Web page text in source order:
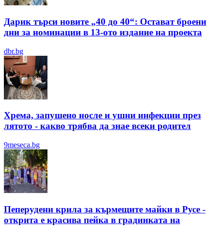
Дарик търси новите „40 до 40“: Остават броени
дни за номинации в 13-ото издание на проекта
dbr.bg
Хрема, запушено носле и ушни инфекции през
лятотo - какво трябва да знае всеки родител
9meseca.bg
Пеперудени крила за кърмещите майки в Русе -
открита е красива пейка в градинката на